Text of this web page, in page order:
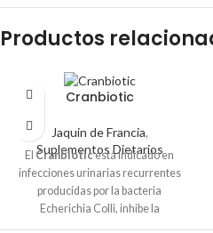
Productos
Cranbiotic
Jaquin de Francia,
Suplementos Dietarios
El Cranbioticestá indicado en
infecciones urinarias recurrentes
producidas por la bacteria
Echerichia Colli, inhibe la
adherencia de esta bacteria al